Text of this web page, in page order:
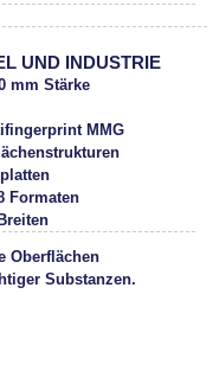
UND INDUSTRIE
mm Stärke
MMG
Formaten
Oberflächen
Substanzen.